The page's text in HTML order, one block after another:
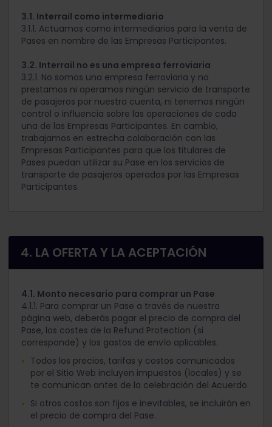
3.1. Interrail como intermediario
3.1.1. Actuamos como intermediarios para la venta de
Pases en nombre de las Empresas Participantes.
3.2. Interrail no es una empresa ferroviaria
3.2.1. No somos una empresa ferroviaria y no
prestamos ni operamos ningún servicio de transporte
de pasajeros por nuestra cuenta, ni tenemos ningún
control o influencia sobre las operaciones de cada
una de las Empresas Participantes. En cambio,
trabajamos en estrecha colaboración con las
Empresas Participantes para que los titulares de
Pases puedan utilizar su Pase en los servicios de
transporte de pasajeros operados por las Empresas
Participantes.
4. LA OFERTA Y LA ACEPTACIÓN
4.1. Monto necesario para comprar un Pase
4.1.1. Para comprar un Pase a través de nuestra
página web, deberás pagar el precio de compra del
Pase, los costes de la Refund Protection (si
corresponde) y los gastos de envío aplicables.
Todos los precios, tarifas y costos comunicados
por el Sitio Web incluyen impuestos (locales) y se
te comunican antes de la celebración del Acuerdo.
Si otros costos son fijos e inevitables, se incluirán en
el precio de compra del Pase.